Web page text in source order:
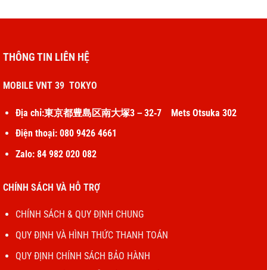
THÔNG TIN LIÊN HỆ
MOBILE VNT 39 TOKYO
Địa chỉ:東京都豊島区南大塚3－32‐7 Mets Otsuka 302
Điện thoại: 080 9426 4661
Zalo: 84 982 020 082
CHÍNH SÁCH VÀ HỖ TRỢ
CHÍNH SÁCH & QUY ĐỊNH CHUNG
QUY ĐỊNH VÀ HÌNH THỨC THANH TOÁN
QUY ĐỊNH CHÍNH SÁCH BẢO HÀNH